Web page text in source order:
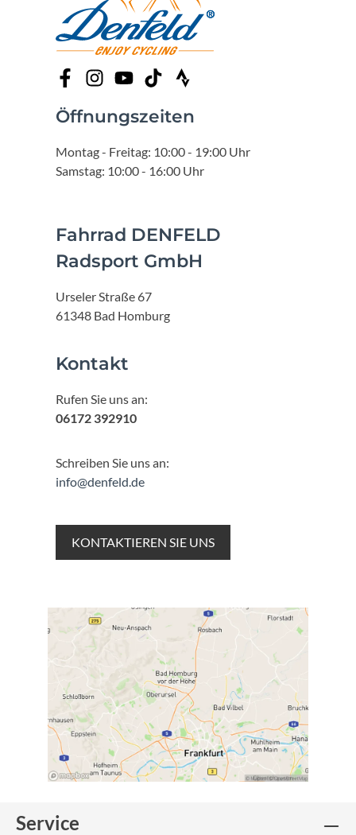
Öffnungszeiten
Montag - Freitag: 10:00 - 19:00 Uhr
Samstag: 10:00 - 16:00 Uhr
Fahrrad DENFELD
Radsport GmbH
Urseler Straße 67
61348 Bad Homburg
Kontakt
Rufen Sie uns an:
06172 392910
Schreiben Sie uns an:
info@denfeld.de
KONTAKTIEREN SIE UNS
Service